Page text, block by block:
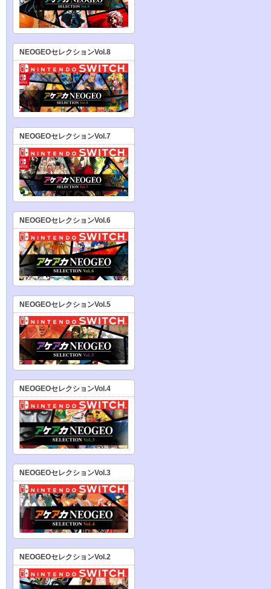
NEOGEOセレクションVol.8
NEOGEOセレクションVol.7
NEOGEOセレクションVol.6
NEOGEOセレクションVol.5
NEOGEOセレクションVol.4
NEOGEOセレクションVol.3
NEOGEOセレクションVol.2